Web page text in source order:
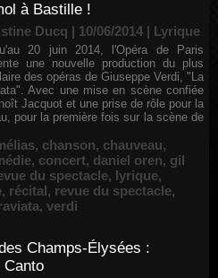
à Bastille !
Ducq | 10/06/2014 | Lyrique
20 juin 2014, l'Opéra de Paris
une nouvelle production du plus
des opéras de Giuseppe Verdi, "La
Avec une mise en scène confiée
Jacquot et une prise de rôle pour la
pour la première fois sur la scène de
, chanson, chauveau,
, concert, daniel oren, gil
du spectacle, lyrique,
, récital, revue du spectacle,
, verdi
Champs-Élysées :
Canto